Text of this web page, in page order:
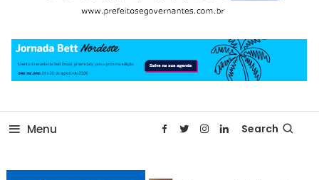
Prefeitos & Governantes
Menu Search